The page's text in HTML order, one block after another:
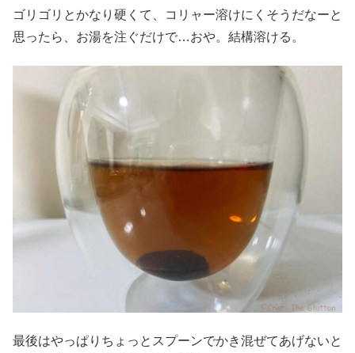
ゴリゴリとかなり硬くて、コリャー溶けにくそうだなーと
思ったら、お湯を注ぐだけで…おや。結構溶ける。
最後はやっぱりちょっとスプーンでかき混ぜてあげないと